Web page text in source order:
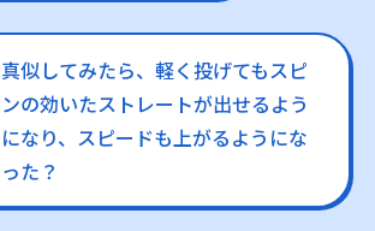
真似してみたら、軽く投げてもスピ
ンの効いたストレートが出せるよう
になり、スピードも上がるようにな
った？